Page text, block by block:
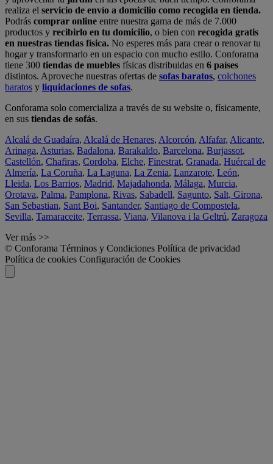
realiza el servicio de envío a domicilio como recogida en tienda.
Podrás comprar online entre nuestra gama de más de 7.000
productos y recibirlo en tu domicilio, o bien con recogida gratis
en nuestras tiendas física. No esperes más para crear o renovar tu
hogar y transformarlo en un espacio con mucho estilo. Conforama
tiene 300 tiendas de muebles físicas distribuidas en 6 países
distintos. Aproveche nuestras ofertas de sofas baratos, colchones
baratos y liquidaciones de sofas.
Conforama solo comercializa a través de su website o, físicamente,
en sus tiendas de sofás.
Alcalá de Guadaíra, Alcalá de Henares, Alcorcón, Alfafar, Alicante,
Arinaga, Asturias, Badalona, Barakaldo, Barcelona, Burjassot,
Castellón, Chafiras, Cordoba, Elche, Finestrat, Granada, Huércal de
Almería, La Coruña, La Laguna, La Zenia, Lanzarote, León,
Lleida, Los Barrios, Madrid, Majadahonda, Málaga, Murcia,
Orotava, Palma, Pamplona, Rivas, Sabadell, Sagunto, Salt, Girona,
San Sebastian, Sant Boi, Santander, Santiago de Compostela,
Sevilla, Tamaraceite, Terrassa, Viana, Vilanova i la Geltrú, Zaragoza
Ver más >>
© Conforama Términos y Condiciones Política de privacidad
Política de cookies Configuración de Cookies